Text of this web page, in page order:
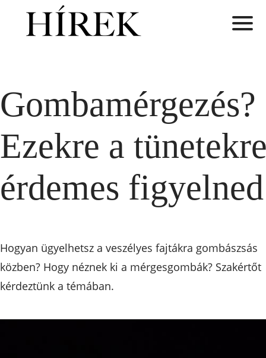
Gombamérgezés?
Ezekre a
érdemes
Hogyan ügyelhetsz a veszélyes fajtákra gombászsás
közben? Hogy néznek ki a mérgesgombák? Szakértőt
kérdeztünk a témában.